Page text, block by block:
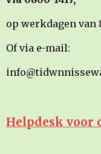
op werkdagen van
Of via e-mail:
Helpdesk voor